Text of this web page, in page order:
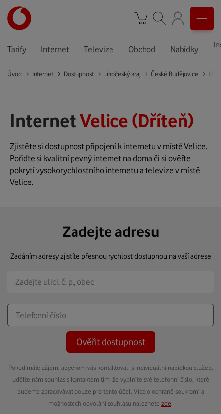
Tarify Internet Televize Obchod Nabídky
Úvod Internet Dostupnost Jihočeský kraj České Budějovice
InternetVelice (Dříteň)
Zjistěte si dostupnost připojení k internetu v místě Velice.
Pořiďte si kvalitní pevný internet na doma či si ověřte
pokrytí vysokorychlostního internetu a televize v místě
Velice.
Zadejte adresu
Zadáním adresy zjistíte přesnou rychlost dostupnou na vaší adrese
Ověřit dostupnost
Pokud máte zájem, abychom vás kontaktovali s individuální nabídkou služeb,
udělte nám souhlas s kontaktem tím, že vyplníte své telefonní číslo, které
budeme zpracovávat pouze pro tento účel. Více o ochraně soukromí a
možnostech odvolání souhlasu naleznete zde